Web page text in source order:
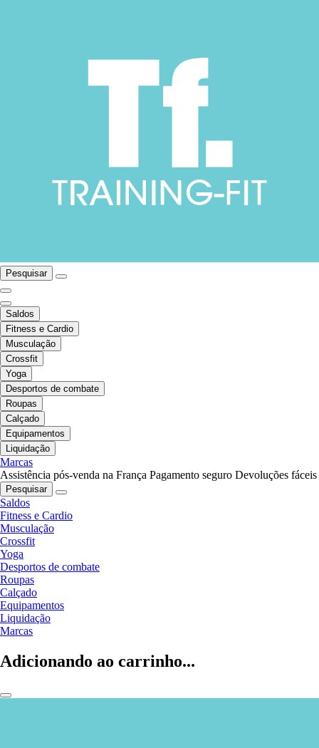
Pesquisar
Saldos
Fitness e Cardio
Musculação
Crossfit
Yoga
Desportos de combate
Roupas
Calçado
Equipamentos
Liquidação
Marcas
Assistência pós-venda na França Pagamento seguro Devoluções fáceis
Pesquisar
Saldos
Fitness e Cardio
Musculação
Crossfit
Yoga
Desportos de combate
Roupas
Calçado
Equipamentos
Liquidação
Marcas
Adicionando ao carrinho...